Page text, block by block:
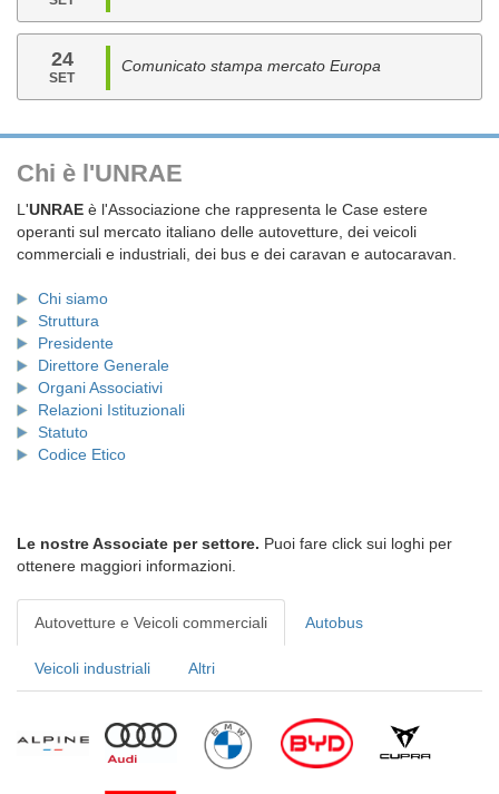
24
SET
Comunicato stampa mercato Europa
Chi è l'UNRAE
L'UNRAE è l'Associazione che rappresenta le Case estere
operanti sul mercato italiano delle autovetture, dei veicoli
commerciali e industriali, dei bus e dei caravan e autocaravan.
Chi siamo
Struttura
Presidente
Direttore Generale
Organi Associativi
Relazioni Istituzionali
Statuto
Codice Etico
Le nostre Associate per settore. Puoi fare click sui loghi per
ottenere maggiori informazioni.
Autovetture e Veicoli commerciali Autobus
Veicoli industriali Altri